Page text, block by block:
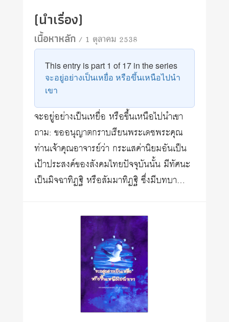
(นำเรื่อง)
เนื้อหาหลัก/ 1 ตุลาคม 2538
This entry is part 1 of 17 in the series
จะอยู่อย่างเป็นเหยื่อ หรือขึ้นเหนือไปนำ
เขา
จะอยู่อย่างเป็นเหยื่อ หรือขึ้นเหนือไปนำเขา
ถาม: ขออนุญาตกราบเรียนพระเดชพระคุณ
ท่านเจ้าคุณอาจารย์ว่า กระแสค่านิยมอันเป็น
เป้าประสงค์ของสังคมไทยปัจจุบันนั้น มีทัศนะ
เป็นมิจฉาทิฏฐิ หรือสัมมาทิฏฐิ ซึ่งมีบทบา…